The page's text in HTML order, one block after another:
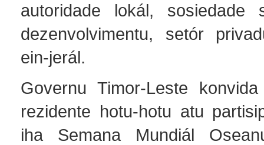
autoridade lokál, sosiedade
dezenvolvimentu, setór
ein-jerál.
Governu Timor-Leste
rezidente hotu-hotu atu
iha Semana Mundiál